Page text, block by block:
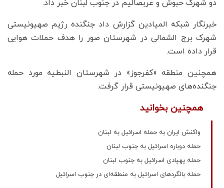
دو شهرک حبوش و عربصالیم در جنوب لبنان خبر داد.
خبرنگار شبکه المیادین گزارش داد جنگنده رژیم صهیونیستی
شهرک برج الشمالی در شهرستان صور را هدف حملات هوایی
قرار داده است.
همچنین منطقه «کفرجوز» در شهرستان النبطیه مورد حمله
جنگنده‌های صهیونیستی قرار گرفت.
همچنین بخوانید
واکنش ایران به حمله اسرائیل به لبنان
حمله دوباره اسرائیل به جنوب لبنان
حمله پهپادی اسرائیل به جنوب لبنان
حمله بالگردهای اسرائیل به منطقه‌ای در جنوب اسرائیل